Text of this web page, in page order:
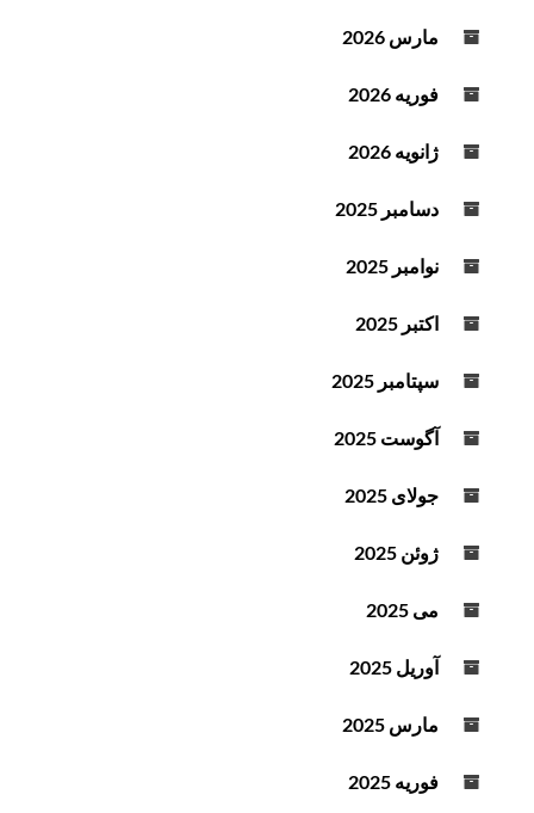
مارس 2026
فوریه 2026
ژانویه 2026
دسامبر 2025
نوامبر 2025
اکتبر 2025
سپتامبر 2025
آگوست 2025
جولای 2025
ژوئن 2025
می 2025
آوریل 2025
مارس 2025
فوریه 2025